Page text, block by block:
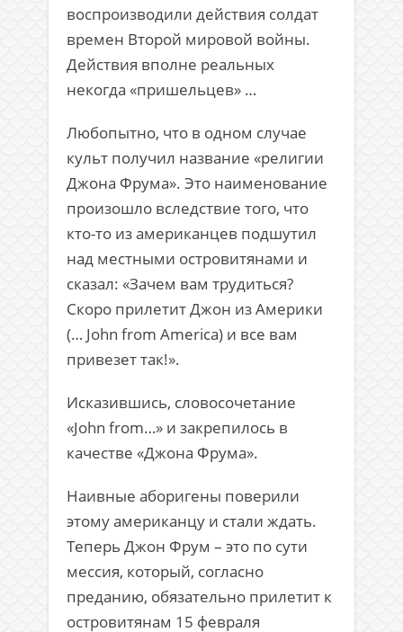
воспроизводили действия солдат
времен Второй мировой войны.
Действия вполне реальных
некогда «пришельцев» …
Любопытно, что в одном случае
культ получил название «религии
Джона Фрума». Это наименование
произошло вследствие того, что
кто-то из американцев подшутил
над местными островитянами и
сказал: «Зачем вам трудиться?
Скоро прилетит Джон из Америки
(… John from America) и все вам
привезет так!».
Исказившись, словосочетание
«John from…» и закрепилось в
качестве «Джона Фрума».
Наивные аборигены поверили
этому американцу и стали ждать.
Теперь Джон Фрум – это по сути
мессия, который, согласно
преданию, обязательно прилетит к
островитянам 15 февраля